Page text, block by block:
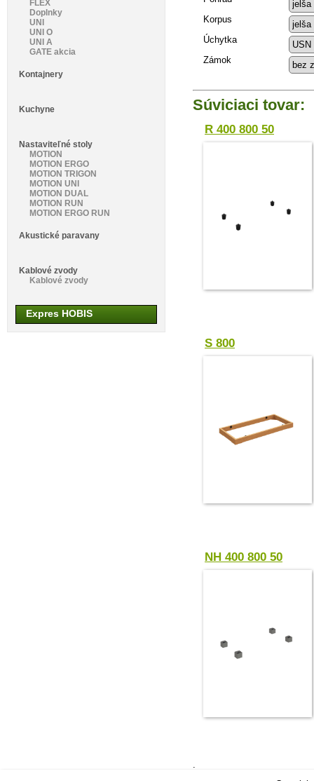
Korpus
Úchytka
Zámok
Súviciaci tovar:
R 400 800 50
S 800
NH 400 800 50
.
FLEX
Doplnky
UNI
UNI O
UNI A
GATE akcia
Kontajnery
Kuchyne
Nastaviteľné stoly
MOTION
MOTION ERGO
MOTION TRIGON
MOTION UNI
MOTION DUAL
MOTION RUN
MOTION ERGO RUN
Akustické paravany
Kablové zvody
Kablové zvody
Expres HOBIS